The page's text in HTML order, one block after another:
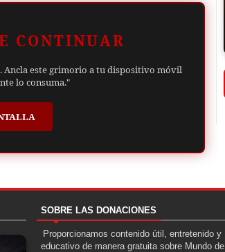
CONTINUAR
Ancla este grimorio a tu dispositivo móvil
lo consuma."
SOBRE LAS DONACIONES
Proporcionamos contenido útil, entretenido y
educativo de manera gratuita sobre Mundo de